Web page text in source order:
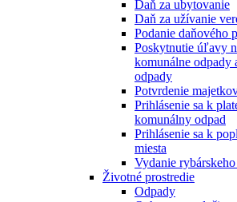
Daň za ubytovanie
Daň za užívanie
Podanie daňového
Poskytnutie úľavy
komunálne odpady
odpady
Potvrdenie
Prihlásenie sa k
komunálny odpad
Prihlásenie sa k
miesta
Vydanie
Životné prostredie
Odpady